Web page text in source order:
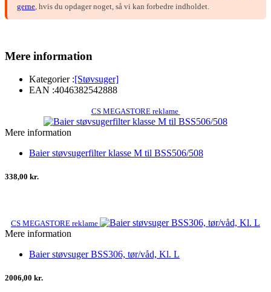
gerne , hvis du opdager noget, så vi kan forbedre indholdet.
Mere information
Kategorier :[Støvsuger]
EAN :4046382542888
CS MEGASTORE reklame
Mere information
Baier støvsugerfilter klasse M til BSS506/508
338,00 kr.
CS MEGASTORE reklame
Mere information
Baier støvsuger BSS306, tør/våd, Kl. L
2006,00 kr.